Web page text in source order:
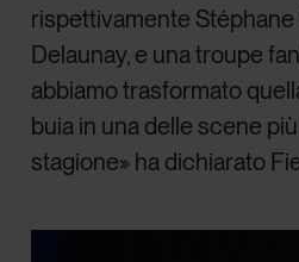
rispettivamente
Delaunay, e una troupe
abbiamo trasformato
buia in una delle scene
stagione» ha dichiarato